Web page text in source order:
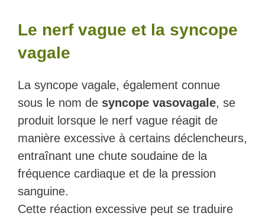
Le nerf vague et la syncope
vagale
La syncope vagale, également connue
sous le nom de syncope vasovagale, se
produit lorsque le nerf vague réagit de
manière excessive à certains déclencheurs,
entraînant une chute soudaine de la
fréquence cardiaque et de la pression
sanguine.
Cette réaction excessive peut se traduire